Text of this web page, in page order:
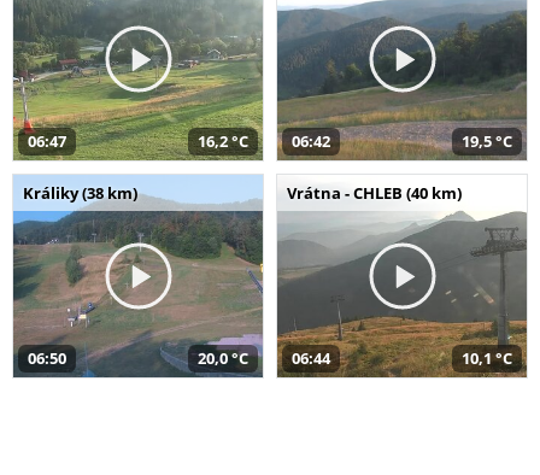
06:47 16,2 °C 06:42 19,5 °C
Králiky (38 km)
06:50 20,0 °C
Vrátna - CHLEB (40 km)
06:44 10,1 °C